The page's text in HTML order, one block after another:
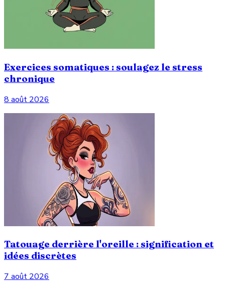
Exercices somatiques : soulagez le stress
chronique
8 août 2026
Tatouage derrière l'oreille : signification et
idées discrètes
7 août 2026